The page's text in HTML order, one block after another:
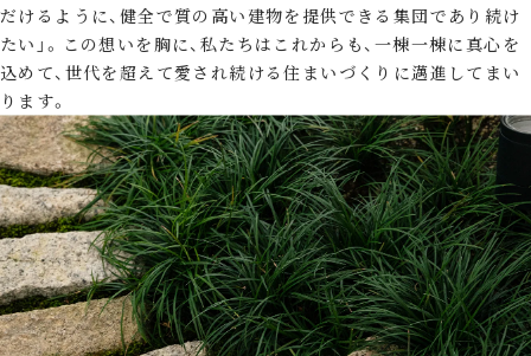
だけるように、健全で質の高い建物を提供できる集団であり続け
たい」。この想いを胸に、私たちはこれからも、一棟一棟に真心を
込めて、世代を超えて愛され続ける住まいづくりに邁進してまい
ります。